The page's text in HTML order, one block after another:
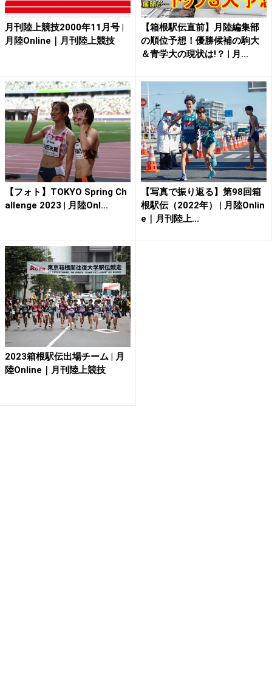
月刊陸上競技2000年11月号 |
月陸Online｜月刊陸上競技
【箱根駅伝直前】月陸編集部
の順位予想！優勝候補の駒大
＆青学大の現状は!？ | 月...
【フォト】TOKYO Spring Ch
allenge 2023 | 月陸Onl...
【写真で振り返る】第98回箱
根駅伝（2022年） | 月陸Onlin
e｜月刊陸上...
2023箱根駅伝出場チーム | 月
陸Online｜月刊陸上競技